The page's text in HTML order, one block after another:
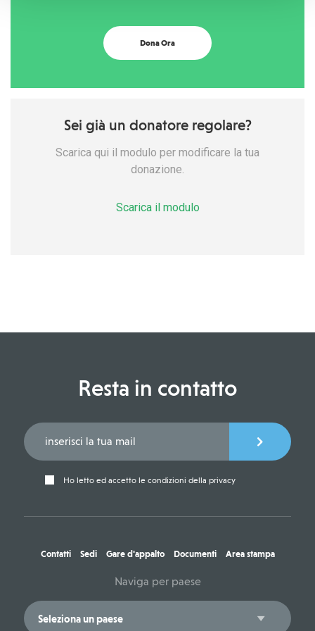
Dona Ora
Sei già un donatore regolare?
Scarica qui il modulo per modificare la tua
donazione.
Scarica il modulo
Resta in contatto
Ho letto ed accetto le condizioni della privacy
Contatti Sedi Gare d'appalto Documenti Area stampa
Naviga per paese